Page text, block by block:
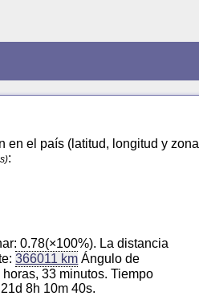
en el país (latitud, longitud y zona
:
0.78(×100%). La distancia
366011 km Ángulo de
33 minutos. Tiempo
8h 10m 40s.